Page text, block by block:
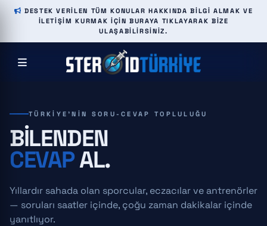
DESTEK VERILEN TÜM KONULAR HAKKINDA BILGI ALMAK VE
ILETIŞIM KURMAK IÇIN BURAYA TIKLAYARAK BIZE
ULAŞABILIRSINIZ.
TÜRKIYE'NIN SORU-CEVAP TOPLULUĞU
BILENDEN
CEVAPAL.
Yıllardır sahada olan sporcular, eczacılar ve antrenörler
— soruları saatler içinde, çoğu zaman dakikalar içinde
yanıtlıyor.